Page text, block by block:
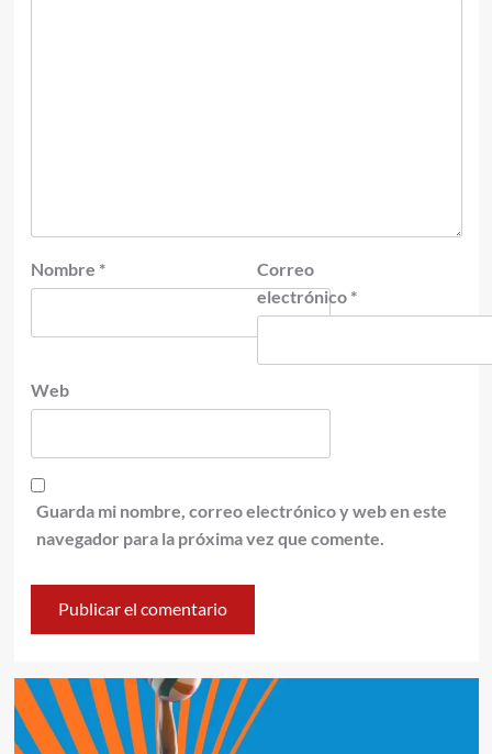
Nombre *
Correo
electrónico *
Web
Guarda mi nombre, correo electrónico y web en este
navegador para la próxima vez que comente.